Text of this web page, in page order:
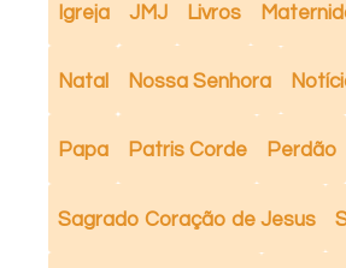
Igreja JMJ Livros
Natal Nossa Senhora
Papa Patris Corde Perdão
Sagrado Coração de Jesus